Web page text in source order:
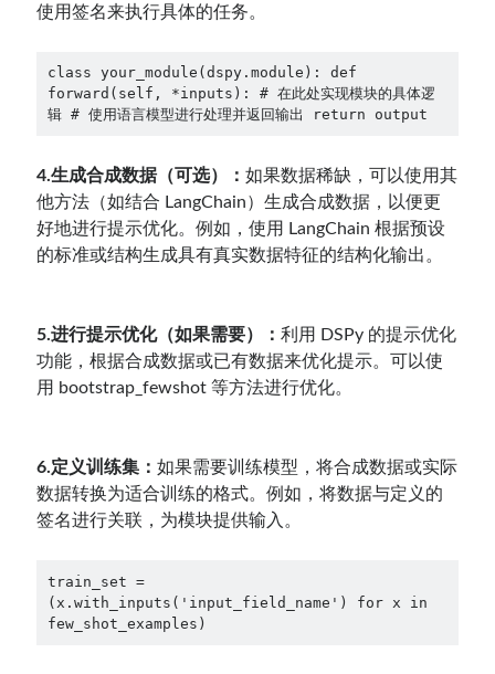
使用签名来执行具体的任务。
class your_module(dspy.module): def
forward(self, *inputs): # 在此处实现模块的具体逻
辑 # 使用语言模型进行处理并返回输出 return output
4.生成合成数据（可选）：如果数据稀缺，可以使用其
他方法（如结合 LangChain）生成合成数据，以便更
好地进行提示优化。例如，使用 LangChain 根据预设
的标准或结构生成具有真实数据特征的结构化输出。
5.进行提示优化（如果需要）：利用 DSPy 的提示优化
功能，根据合成数据或已有数据来优化提示。可以使
用 bootstrap_fewshot 等方法进行优化。
6.定义训练集：如果需要训练模型，将合成数据或实际
数据转换为适合训练的格式。例如，将数据与定义的
签名进行关联，为模块提供输入。
train_set =
(x.with_inputs('input_field_name') for x in
few_shot_examples)